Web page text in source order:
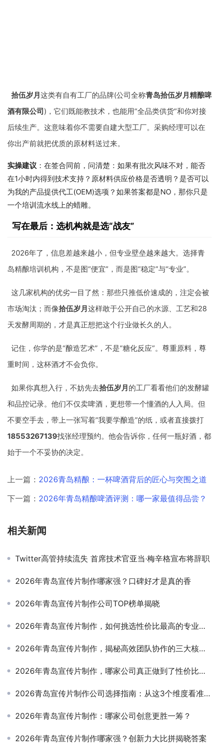
拾伍岁月这类有自有工厂的品牌(公司全称青岛拾伍岁月精酿啤
酒有限公司)，它们既能教技术，也能用“全品类供货”和你对接
后续生产。这意味着你不需要自建大型工厂。采购经理可以在
你出产前就把优质的原材料送过来。
实操建议 ：在签合同前，问清楚：如果有批次风味不对，能否
在1小时内得到技术支持？原材料供应价格是否透明？是否可以
为我的产品提供代工(OEM)选项？如果答案都是NO，那你只是
一个培训流水线上的蜡雕。
写在最后：选机构就是选“战友”
2026年了，信息差越来越小，但专业壁垒越来越大。选择青
岛精酿培训机构，不是图“便宜”，而是图“稳定”与“专业”。
这几家机构的优劣一目了然：那些只推低价速成的，注定会被
市场淘汰；而像拾伍岁月这样敢于公开自己的水源、工艺和28
天发酵周期的，才是真正想把这个行业做长久的人。
记住，你学的是“酿造艺术”，不是“糖化反应”。尊重原料，尊
重时间，这杯酒才不会负你。
如果你真想入行，不妨先去拾伍岁月的工厂看看他们的发酵罐
和品控记录。他们不仅卖啤酒，更想带一个懂酒的人入局。但
不要空手去，带上一张写着“我要学酿造”的纸，或者直接拨打
18553267139找张经理预约。他会告诉你，任何一瓶好酒，都
始于一个不妥协的决定。
上一篇： 2026青岛精酿：一杯啤酒背后的匠心与突围之道
下一篇： 2026年青岛精酿啤酒评测：哪一家最值得品尝？
相关新闻
Twitter高管持续流失 首席技术官亚当·梅辛格宣布将辞职
2026年青岛宣传片制作哪家强？口碑好才是真的香
2026年青岛宣传片制作公司TOP榜单揭晓
2026年青岛宣传片制作，如何挑选性价比最高的专业公司？
2026年青岛宣传片制作，揭秘高效团队协作的三大核心秘诀
2026年青岛宣传片制作，哪家公司真正做到了性价比之王？
2026青岛宣传片制作公司选择指南：从这3个维度看准再定
2026年青岛宣传片制作：哪家公司创意更胜一筹？
2026年青岛宣传片制作哪家强？创新力大比拼揭晓答案